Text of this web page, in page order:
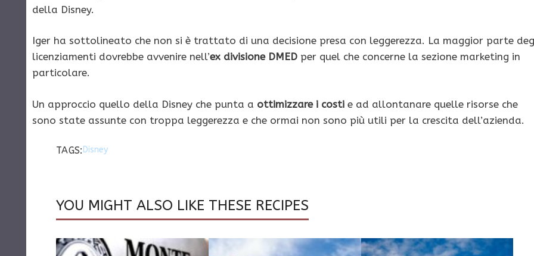
della Disney.
Iger ha sottolineato che non si è trattato di una decisione presa con leggerezza. La maggior parte
licenziamenti dovrebbe avvenire nell’ex divisione DMED per quel che concerne la sezione marketing in
particolare.
Un approccio quello della Disney che punta a ottimizzare i costi e ad allontanare quelle risorse che
sono state assunte con troppa leggerezza e che ormai non sono più utili per la crescita dell’azienda.
TAGS: Disney
YOU MIGHT ALSO LIKE THESE RECIPES